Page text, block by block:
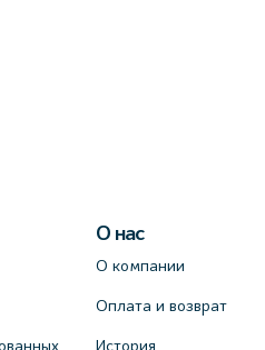
О нас
О компании
Оплата и возврат
История